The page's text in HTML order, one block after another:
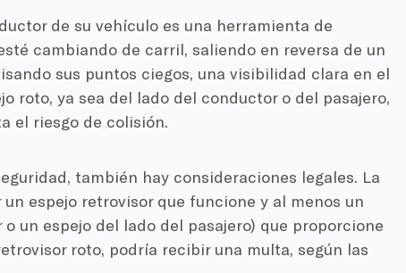
de su vehículo es una herramienta de
cambiando de carril, saliendo en reversa de un
sus puntos ciegos, una visibilidad clara en el
roto, ya sea del lado del conductor o del pasajero,
el riesgo de colisión.
también hay consideraciones legales. La
espejo retrovisor que funcione y al menos un
un espejo del lado del pasajero) que proporcione
roto, podría recibir una multa, según las